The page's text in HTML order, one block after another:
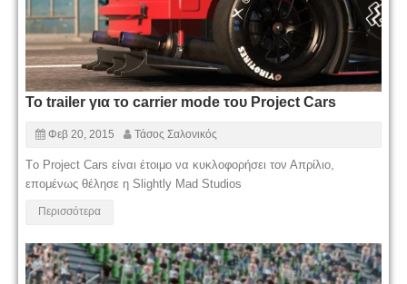
Το trailer για το carrier mode του Project Cars
Φεβ 20, 2015 Τάσος Σαλονικός
Τo Project Cars είναι έτοιμο να κυκλοφορήσει τον Απρίλιο,
επομένως θέλησε η Slightly Mad Studios
Περισσότερα